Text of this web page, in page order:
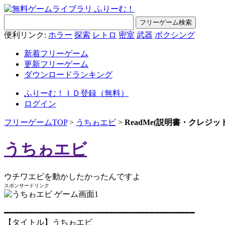
便利リンク: ホラー 探索 レトロ 密室 武器 ボクシング
新着フリーゲーム
更新フリーゲーム
ダウンロードランキング
ふりーむ！ＩＤ登録（無料）
ログイン
フリーゲームTOP> うちゎエビ > ReadMe(説明書・クレジッ
うちゎエビ
ウチワエビを動かしたかったんですよ
スポンサードリンク
━━━━━━━━━━━━━━━━━━━━━━━━━━━━━━━━━━━━━━
【タイトル】うちゎエビ